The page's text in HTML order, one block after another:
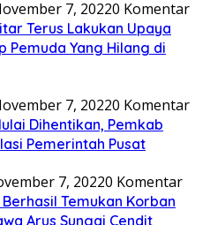
7, 20220 Komentar
Terus Lakukan Upaya
Pemuda Yang Hilang di
7, 20220 Komentar
Dihentikan, Pemkab
Pemerintah Pusat
7, 20220 Komentar
Temukan Korban
Arus Sungai Cendit